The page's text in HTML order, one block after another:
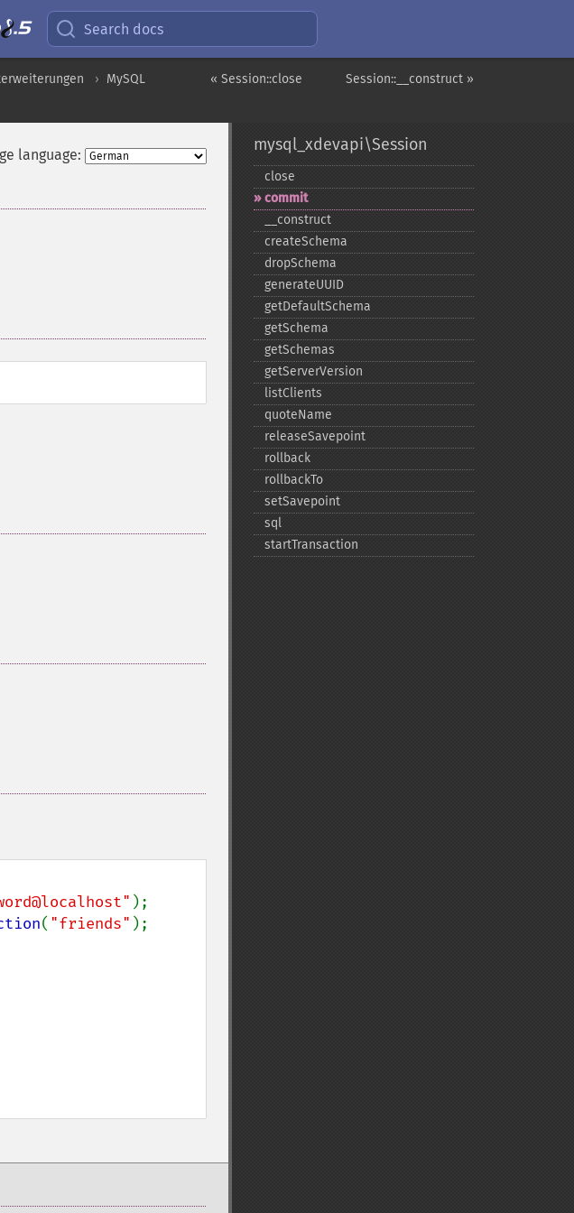
Search docs
Session::__construct »
« Session::close
MySQL
language:
( "friends" );
mysql_xdevapi\Session
close
commit
_​_​construct
createSchema
dropSchema
generateUUID
getDefaultSchema
getSchema
getSchemas
getServerVersion
listClients
quoteName
releaseSavepoint
rollback
rollbackTo
setSavepoint
sql
startTransaction